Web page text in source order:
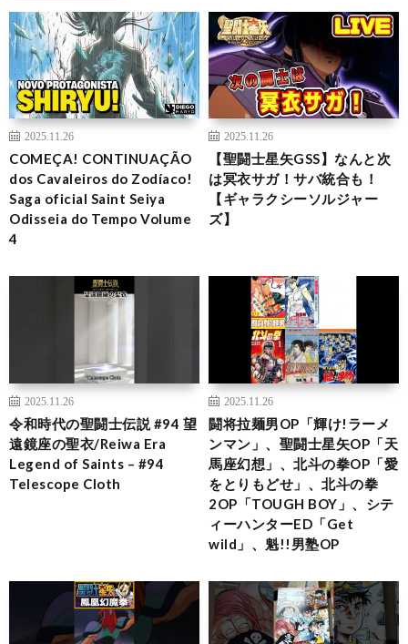
2025.11.26
COMEÇA! CONTINUAÇÃO
dos Cavaleiros do Zodíaco!
Saga oficial Saint Seiya
Odisseia do Tempo Volume
4
2025.11.26
【聖闘士星矢GSS】なんと次
は冥衣サガ！サバ統合も！
【ギャラクシーソルジャー
ズ】
2025.11.26
令和時代の聖闘士伝説 #94 望
遠鏡座の聖衣/Reiwa Era
Legend of Saints – #94
Telescope Cloth
2025.11.26
闘将拉麺男OP「輝け!ラーメ
ンマン」、聖闘士星矢OP「天
馬座幻想」、北斗の拳OP「愛
をとりもどせ」、北斗の拳
2OP「TOUGH BOY」、シテ
ィーハンターED「Get
wild」、魁!!男塾OP